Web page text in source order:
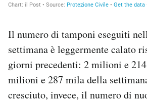
Il numero di tamponi eseguiti
settimana è leggermente calato
giorni precedenti: 2 milioni e
milioni e 287 mila della
cresciuto, invece, il numero di